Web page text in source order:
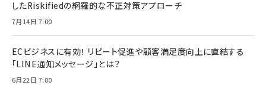
したRiskifiedの網羅的な不正対策アプローチ
7月14日 7:00
ECビジネスに有効！ リピート促進や顧客満足度向上に直結する
「LINE通知メッセージ」とは？
6月22日 7:00